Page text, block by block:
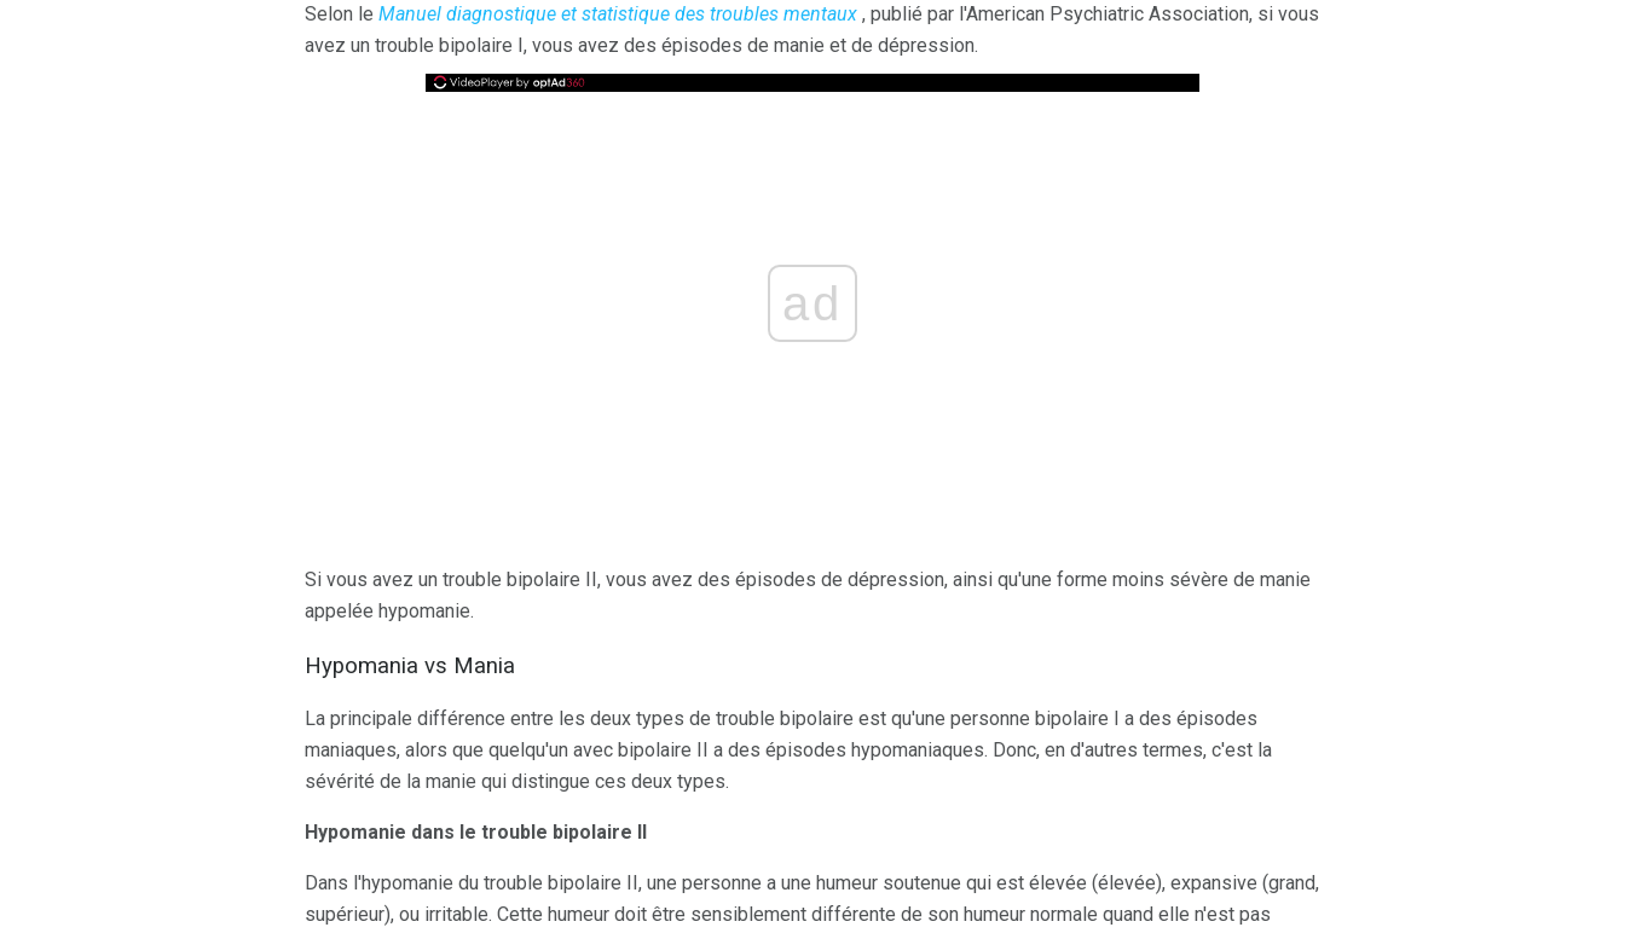
Selon le Manuel diagnostique et statistique des troubles mentaux , publié par l'American Psychiatric Association, si vous
avez un trouble bipolaire I, vous avez des épisodes de manie et de dépression.
ad
Si vous avez un trouble bipolaire II, vous avez des épisodes de dépression, ainsi qu'une forme moins sévère de manie
appelée hypomanie.
Hypomania vs Mania
La principale différence entre les deux types de trouble bipolaire est qu'une personne bipolaire I a des épisodes
maniaques, alors que quelqu'un avec bipolaire II a des épisodes hypomaniaques. Donc, en d'autres termes, c'est la
sévérité de la manie qui distingue ces deux types.
Hypomanie dans le trouble bipolaire II
Dans l'hypomanie du trouble bipolaire II, une personne a une humeur soutenue qui est élevée (élevée), expansive (grand,
supérieur), ou irritable. Cette humeur doit être sensiblement différente de son humeur normale quand elle n'est pas